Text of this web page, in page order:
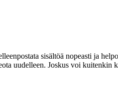
sisältöä nopeasti ja
uudelleen. Joskus voi kuitenkin